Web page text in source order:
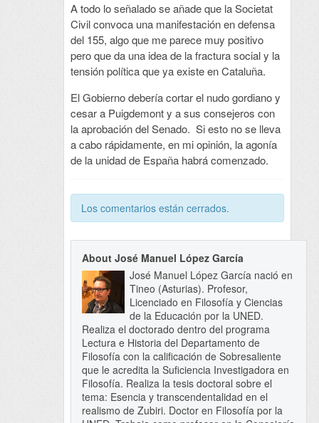
A todo lo señalado se añade que la Societat
Civil convoca una manifestación en defensa
del 155, algo que me parece muy positivo
pero que da una idea de la fractura social y la
tensión política que ya existe en Cataluña.
El Gobierno debería cortar el nudo gordiano y
cesar a Puigdemont y a sus consejeros con
la aprobación del Senado. Si esto no se lleva
a cabo rápidamente, en mi opinión, la agonía
de la unidad de España habrá comenzado.
Los comentarios están cerrados.
About José Manuel López García
José Manuel López García nació en
Tineo (Asturias). Profesor,
Licenciado en Filosofía y Ciencias
de la Educación por la UNED.
Realiza el doctorado dentro del programa
Lectura e Historia del Departamento de
Filosofía con la calificación de Sobresaliente
que le acredita la Suficiencia Investigadora en
Filosofía. Realiza la tesis doctoral sobre el
tema: Esencia y transcendentalidad en el
realismo de Zubiri. Doctor en Filosofía por la